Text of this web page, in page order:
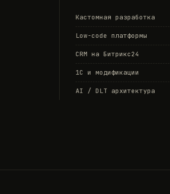
Кастомная разработка
Low-code платформы
CRM на Битрикс24
1С и модификации
AI / DLT архитектура